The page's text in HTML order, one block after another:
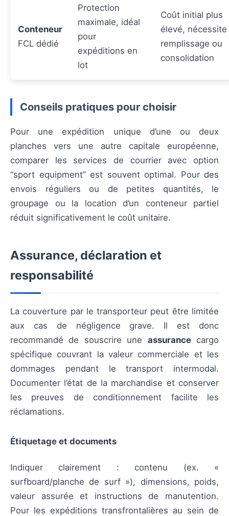
Conteneur
FCL dédié
Protection
maximale, idéal
pour
expéditions en
lot
Coût initial plus
élevé, nécessite
remplissage ou
consolidation
Conseils pratiques pour choisir
Pour une expédition unique d’une ou deux
planches vers une autre capitale européenne,
comparer les services de courrier avec option
“sport equipment” est souvent optimal. Pour des
envois réguliers ou de petites quantités, le
groupage ou la location d’un conteneur partiel
réduit significativement le coût unitaire.
Assurance, déclaration et
responsabilité
La couverture par le transporteur peut être limitée
aux cas de négligence grave. Il est donc
recommandé de souscrire une assurancecargo
spécifique couvrant la valeur commerciale et les
dommages pendant le transport intermodal.
Documenter l’état de la marchandise et conserver
les preuves de conditionnement facilite les
réclamations.
Étiquetage et documents
Indiquer clairement : contenu (ex. «
surfboard/planche de surf »), dimensions, poids,
valeur assurée et instructions de manutention.
Pour les expéditions transfrontalières au sein de